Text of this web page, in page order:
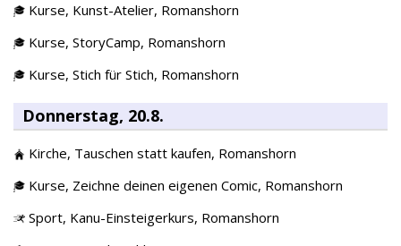
Kurse, Kunst-Atelier, Romanshorn
Kurse, StoryCamp, Romanshorn
Kurse, Stich für Stich, Romanshorn
Donnerstag, 20.8.
Kirche, Tauschen statt kaufen, Romanshorn
Kurse, Zeichne deinen eigenen Comic, Romanshorn
Sport, Kanu-Einsteigerkurs, Romanshorn